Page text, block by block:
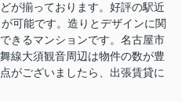
が揃っております。好評の駅近
可能です。造りとデザインに関
きるマンションです。名古屋市
線大須観音周辺は物件の数が豊
がございましたら、出張賃貸に